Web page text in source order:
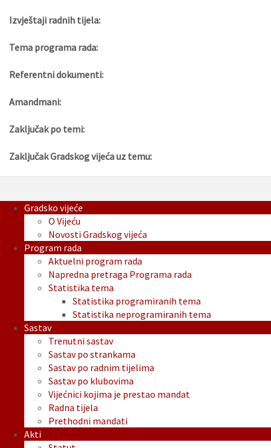
Izvještaji radnih tijela:
Tema programa rada:
Referentni dokumenti:
Amandmani:
Zaključak po temi:
Zaključak Gradskog vijeća uz temu:
Gradsko vijeće
O Vijeću
Novosti Gradskog vijeća
Program rada
Aktuelni program rada
Napredna pretraga Programa rada
Statistika tema
Statistika programiranih tema
Statistika neprogramiranih tema
Sastav
Trenutni sastav
Sastav po strankama
Sastav po radnim tijelima
Sastav po klubovima
Vijećnici kojima je prestao mandat
Radna tijela
Prethodni mandati
Akti